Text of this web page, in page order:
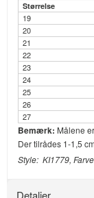
Størrelse
19
20
21
22
23
24
25
26
27
Bemærk: Målene
Der tilrådes 1-1,5
Style: KI1779,